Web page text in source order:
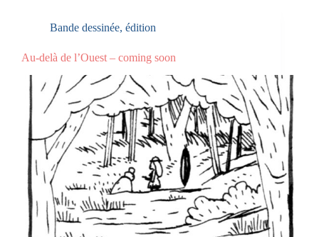
Bande dessinée, édition
Au-delà de l’Ouest – coming soon